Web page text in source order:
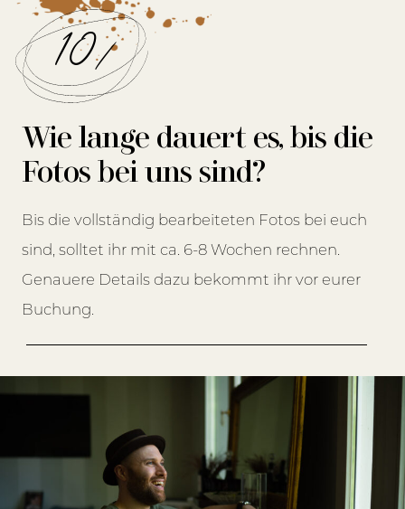
10/
Wie lange dauert es, bis die
Fotos bei uns sind?
Bis die vollständig bearbeiteten Fotos bei euch
sind, solltet ihr mit ca. 6-8 Wochen rechnen.
Genauere Details dazu bekommt ihr vor eurer
Buchung.